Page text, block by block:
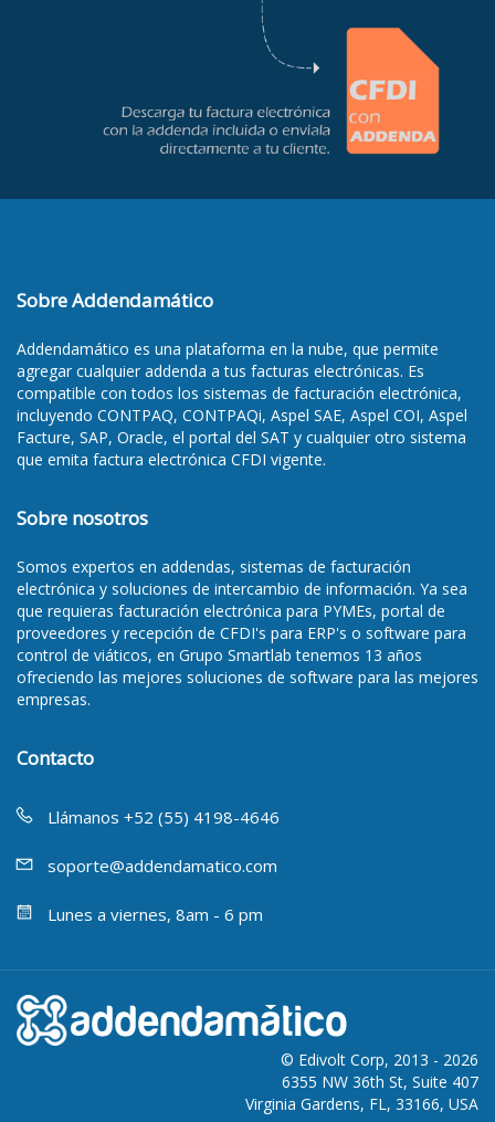
Sobre Addendamático
Addendamático es una plataforma en la nube, que permite
agregar cualquier addenda a tus facturas electrónicas. Es
compatible con todos los sistemas de facturación electrónica,
incluyendo CONTPAQ, CONTPAQi, Aspel SAE, Aspel COI, Aspel
Facture, SAP, Oracle, el portal del SAT y cualquier otro sistema
que emita factura electrónica CFDI vigente.
Sobre nosotros
Somos expertos en addendas, sistemas de facturación
electrónica y soluciones de intercambio de información. Ya sea
que requieras facturación electrónica para PYMEs, portal de
proveedores y recepción de CFDI's para ERP's o software para
control de viáticos, en Grupo Smartlab tenemos 13 años
ofreciendo las mejores soluciones de software para las mejores
empresas.
Contacto
Llámanos +52 (55) 4198-4646
soporte@addendamatico.com
Lunes a viernes, 8am - 6 pm
© Edivolt Corp, 2013 - 2026
6355 NW 36th St, Suite 407
Virginia Gardens, FL, 33166, USA